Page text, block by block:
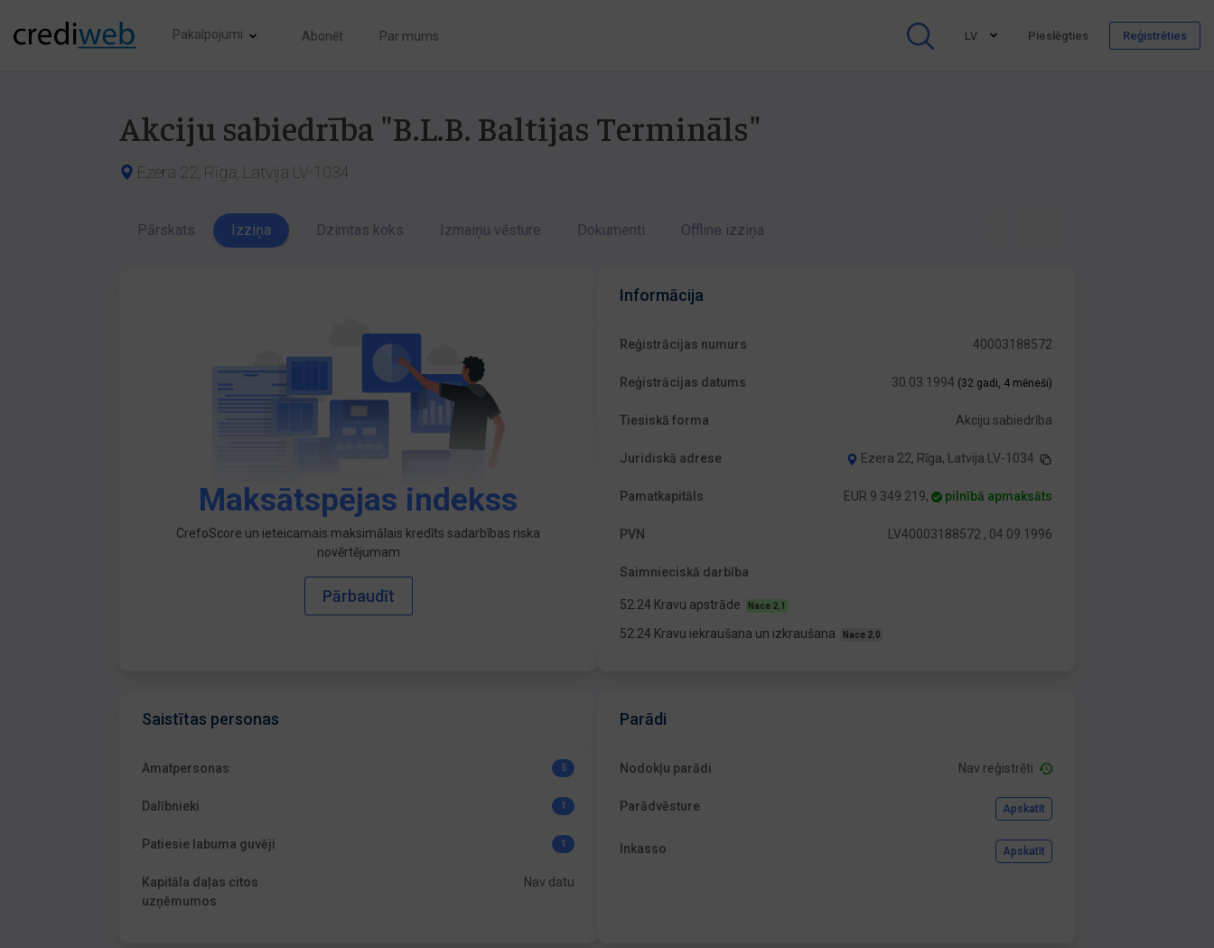
Pakalpojumi Abonēt Par mums LV Pieslēgties Reģistrēties
Akciju sabiedrība "B.L.B. Baltijas Termināls"
Ezera 22, Rīga, Latvija LV-1034
Pārskats Izziņa Dzimtas koks Izmaiņu vēsture Dokumenti Offline izziņa
Maksātspējas indekss
CrefoScore un ieteicamais maksimālais kredīts sadarbības riska
novērtējumam
Pārbaudīt
Informācija
Reģistrācijas numurs 40003188572
Reģistrācijas datums 30.03.1994 (32 gadi, 4 mēneši)
Tiesiskā forma Akciju sabiedrība
Juridiskā adrese Ezera 22, Rīga, Latvija LV-1034
Pamatkapitāls EUR 9 349 219, pilnībā apmaksāts
PVN LV40003188572 , 04.09.1996
Saimnieciskā darbība
52.24 Kravu apstrāde Nace 2.1
52.24 Kravu iekraušana un izkraušana Nace 2.0
Saistītas personas
Amatpersonas 5
Dalībnieki 1
Patiesie labuma guvēji 1
Kapitāla daļas citos
uzņēmumos
Nav datu
Parādi
Nodokļu parādi Nav reģistrēti
Parādvēsture Apskatīt
Inkasso Apskatīt